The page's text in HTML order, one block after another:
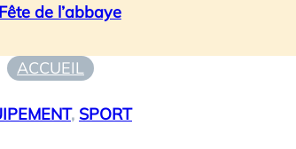
Fête de l’abbaye
ACCUEIL
, SPORT